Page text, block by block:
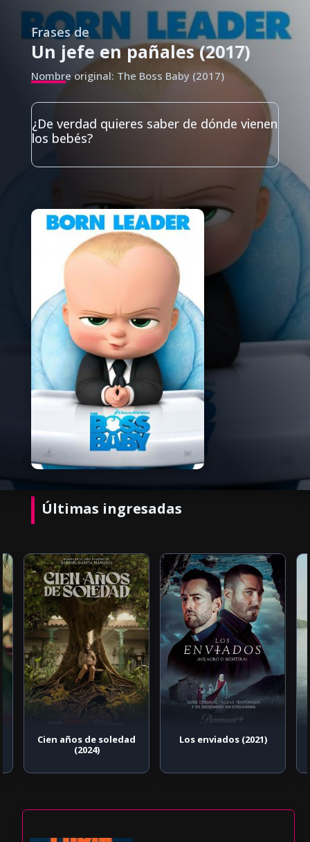
Frases de
Un jefe en pañales (2017)
Nombre original: The Boss Baby (2017)
¿De verdad quieres saber de dónde vienen
los bebés?
Últimas ingresadas
Cien años de soledad
(2024)
Los enviados (2021)